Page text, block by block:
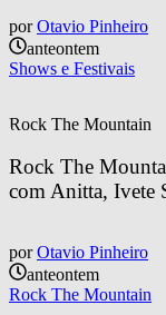
por Otavio Pinheiro
anteontem
Shows e Festivais
Rock The Mountain
Rock The
com Anitta, Ivete
por Otavio Pinheiro
anteontem
Rock The Mountain